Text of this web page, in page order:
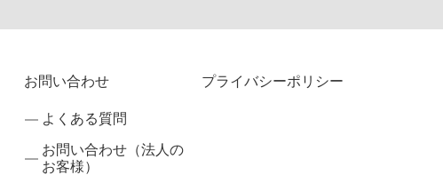
お問い合わせ
よくある質問
お問い合わせ（法人の
お客様）
プライバシーポリシー